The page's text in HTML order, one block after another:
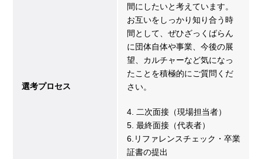
選考プロセス
間にしたいと考えています。
お互いをしっかり知り合う時
間として、ぜひざっくばらん
に団体自体や事業、今後の展
望、カルチャーなど気になっ
たことを積極的にご質問くだ
さい。
4. 二次面接（現場担当者）
5. 最終面接（代表者）
6.リファレンスチェック・卒業
証書の提出